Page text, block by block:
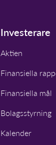
Investerare
Aktien
Finansiella
Finansiella mål
Bolagsstyrning
Kalender